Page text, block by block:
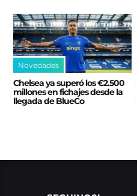
Novedades
Chelsea ya superó los €2.500
millones en fichajes desde la
llegada de BlueCo